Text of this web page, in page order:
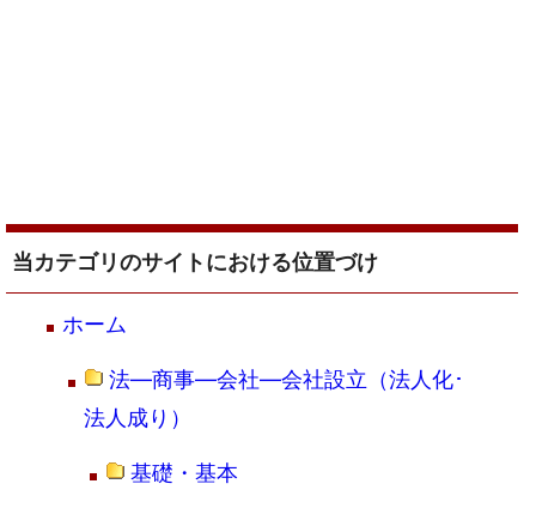
当カテゴリのサイトにおける位置づけ
ホーム
法―商事―会社―会社設立（法人化･
法人成り）
基礎・基本